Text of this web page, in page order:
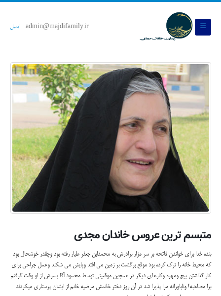
admin@majdifamily.ir ایمیل
متبسم ترین عروس خاندان مجدی
بنده خدا برای خواندن فاتحه بر سر مزار برادرش به محمدابن جعفر طیار رفته بود وچقدر خوشحال بود
که محیط خانه را ترک کرده بود موقع برگشت بر زمین می افتد وپایش می شکند وعمل جراحی برای
کار گذاشتن پیچ ومهره وکارهای دیگر در همچین موقعیتی توسط محمود آقا پسرش از او وقت گرفتم
برا مصاحبه! وناباورانه مرا پذیرا شد در آن روز دختر خانمش مرضیه خانم از ایشان پرستاری میکردند